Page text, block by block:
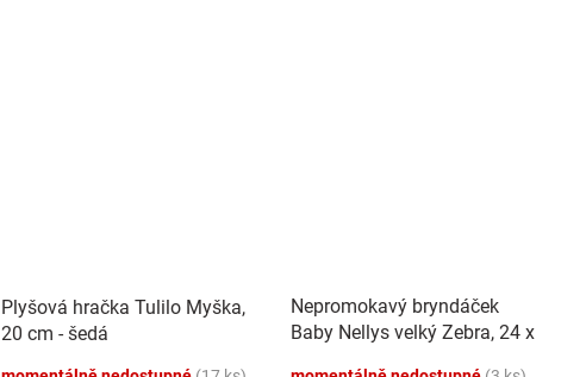
Plyšová hračka Tulilo Myška,
20 cm - šedá
Nepromokavý bryndáček
Baby Nellys velký Zebra, 24 x